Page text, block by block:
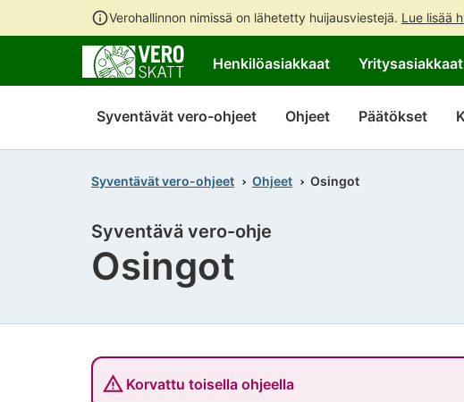
Verohallinnon nimissä on lähetetty huijausviestejä. Lue lisää
Henkilöasiakkaat Yritysasiakkaat
Syventävät vero-ohjeet Ohjeet Päätökset
Syventävät vero-ohjeet Ohjeet Osingot
Osingot
Syventävä vero-ohje
Korvattu toisella ohjeella